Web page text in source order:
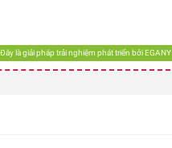
Đây là giải pháp trải nghiệm phát triển bởi EGANY